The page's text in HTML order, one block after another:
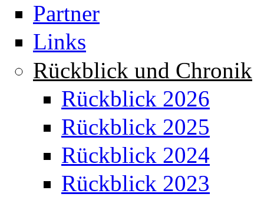
Partner
Links
Rückblick und Chronik
Rückblick 2026
Rückblick 2025
Rückblick 2024
Rückblick 2023